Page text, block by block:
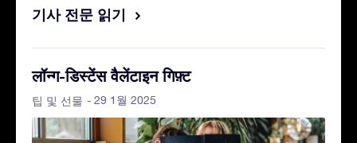
기사 전문 읽기
लॉन्ग-डिस्टेंस वैलेंटाइन गिफ़्ट
팁 및 선물 - 29 1월 2025